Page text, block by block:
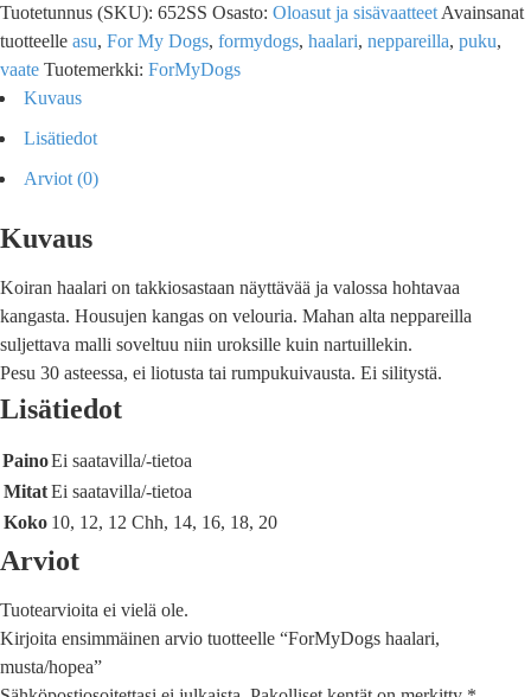
Tuotetunnus (SKU): 652SS Osasto: Oloasut ja sisävaatteet Avainsanat
tuotteelle asu, For My Dogs, formydogs, haalari, neppareilla, puku,
vaate Tuotemerkki: ForMyDogs
Kuvaus
Lisätiedot
Arviot (0)
Kuvaus
Koiran haalari on takkiosastaan näyttävää ja valossa hohtavaa
kangasta. Housujen kangas on velouria. Mahan alta neppareilla
suljettava malli soveltuu niin uroksille kuin nartuillekin.
Pesu 30 asteessa, ei liotusta tai rumpukuivausta. Ei silitystä.
Lisätiedot
PainoEi saatavilla/-tietoa
MitatEi saatavilla/-tietoa
Koko 10, 12, 12 Chh, 14, 16, 18, 20
Arviot
Tuotearvioita ei vielä ole.
Kirjoita ensimmäinen arvio tuotteelle “ForMyDogs haalari,
musta/hopea”